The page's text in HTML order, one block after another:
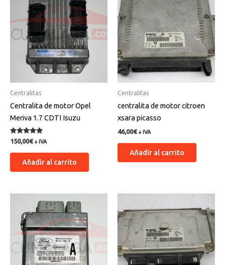
Centralitas
Centralita de motor Opel
Meriva 1.7 CDTI Isuzu
Valorado
con
5.00
150,00€ + IVA
Añadir al carrito
Centralitas
centralita de motor citroen
xsara picasso
46,00€ + IVA
Añadir al carrito